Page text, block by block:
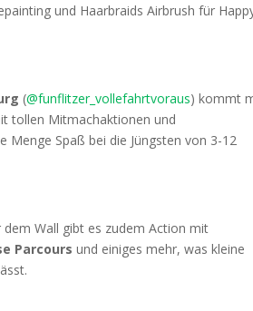
und Haarbraids Airbrush für
(@funflitzer_vollefahrtvoraus) kommt
tollen Mitmachaktionen und
Menge Spaß bei die Jüngsten von 3-12
dem Wall gibt es zudem Action mit
Parcours und einiges mehr, was kleine